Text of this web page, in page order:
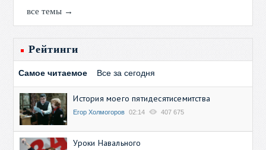
все темы →
Рейтинги
Самое читаемое Все за сегодня
История моего пятидесятисемитства
Егор Холмогоров 02:14 407 675
Уроки Навального